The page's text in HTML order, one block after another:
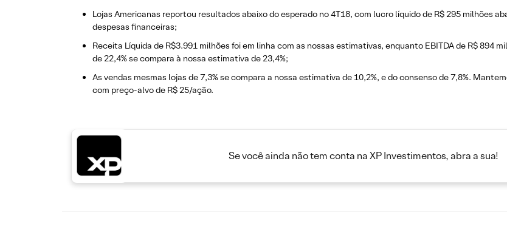
Lojas Americanas reportou resultados abaixo do esperado no 4T18, com lucro líquido de R$ 295 milhões
despesas financeiras;
Receita Líquida de R$3.991 milhões foi em linha com as nossas estimativas, enquanto EBITDA de R$ 894
de 22,4% se compara à nossa estimativa de 23,4%;
As vendas mesmas lojas de 7,3% se compara a nossa estimativa de 10,2%, e do consenso de 7,8%.
com preço-alvo de R$ 25/ação.
Se você ainda não tem conta na XP Investimentos, abra a sua!